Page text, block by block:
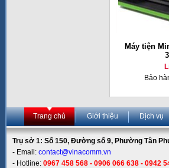
Máy tiện
Bảo
Trang chủ Giới thiệu Dịch vụ
Trụ sở 1: Số 150, Đường số 9, Phường Tân
- Email: contact@vinacomm.vn
- Hotline: 0967 458 568 - 0906 066 638 - 0942